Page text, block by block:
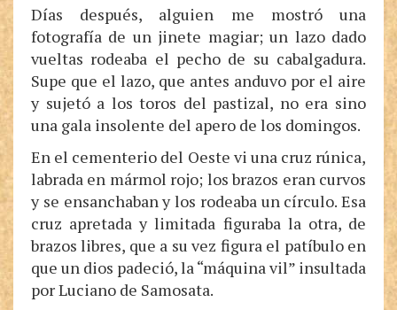
Días después, alguien me mostró una
fotografía de un jinete magiar; un lazo dado
vueltas rodeaba el pecho de su cabalgadura.
Supe que el lazo, que antes anduvo por el aire
y sujetó a los toros del pastizal, no era sino
una gala insolente del apero de los domingos.
En el cementerio del Oeste vi una cruz rúnica,
labrada en mármol rojo; los brazos eran curvos
y se ensanchaban y los rodeaba un círculo. Esa
cruz apretada y limitada figuraba la otra, de
brazos libres, que a su vez figura el patíbulo en
que un dios padeció, la “máquina vil” insultada
por Luciano de Samosata.